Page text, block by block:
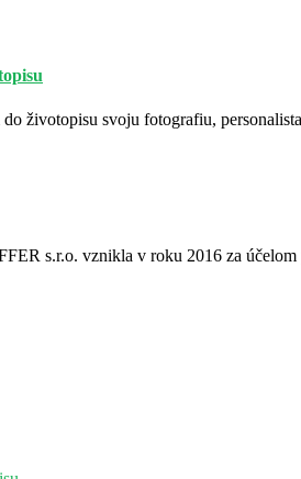
životopisu svoju fotografiu,
s.r.o. vznikla v roku 2016 za